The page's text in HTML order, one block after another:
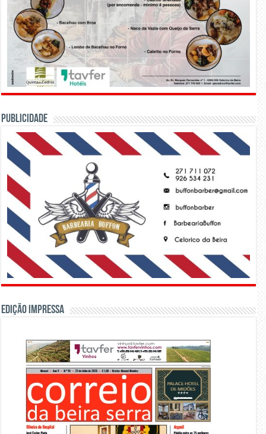
PUBLICIDADE
Edição Impressa